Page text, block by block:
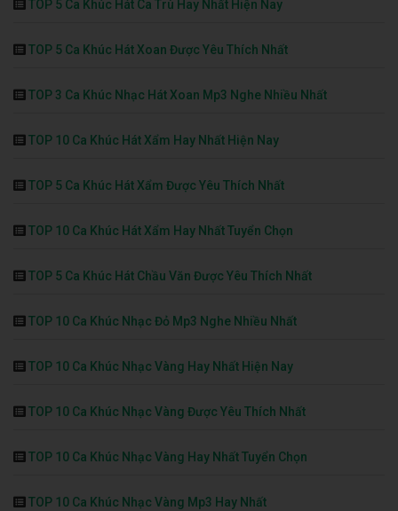
TOP 5 Ca Khúc Hát Ca Trù Hay Nhất Hiện Nay
TOP 5 Ca Khúc Hát Xoan Được Yêu Thích Nhất
TOP 3 Ca Khúc Nhạc Hát Xoan Mp3 Nghe Nhiều Nhất
TOP 10 Ca Khúc Hát Xẩm Hay Nhất Hiện Nay
TOP 5 Ca Khúc Hát Xẩm Được Yêu Thích Nhất
TOP 10 Ca Khúc Hát Xẩm Hay Nhất Tuyển Chọn
TOP 5 Ca Khúc Hát Chầu Văn Được Yêu Thích Nhất
TOP 10 Ca Khúc Nhạc Đỏ Mp3 Nghe Nhiều Nhất
TOP 10 Ca Khúc Nhạc Vàng Hay Nhất Hiện Nay
TOP 10 Ca Khúc Nhạc Vàng Được Yêu Thích Nhất
TOP 10 Ca Khúc Nhạc Vàng Hay Nhất Tuyển Chọn
TOP 10 Ca Khúc Nhạc Vàng Mp3 Hay Nhất